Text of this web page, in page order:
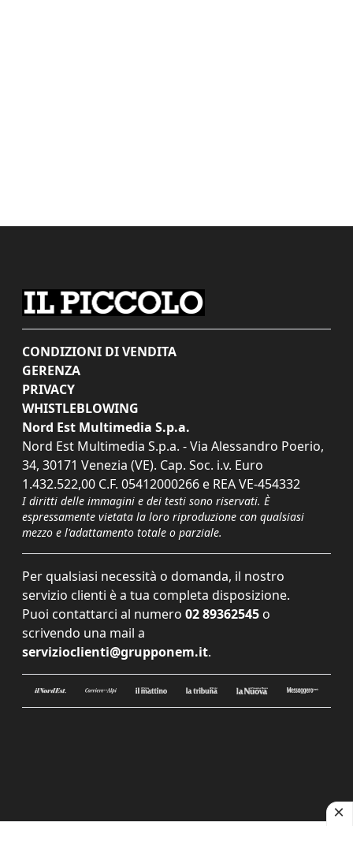
CONDIZIONI DI VENDITA
GERENZA
PRIVACY
WHISTLEBLOWING
Nord Est Multimedia S.p.a.
Nord Est Multimedia S.p.a. - Via Alessandro Poerio,
34, 30171 Venezia (VE). Cap. Soc. i.v. Euro
1.432.522,00 C.F. 05412000266 e REA VE-454332
I diritti delle immagini e dei testi sono riservati. È
espressamente vietata la loro riproduzione con qualsiasi
mezzo e l'adattamento totale o parziale.
Per qualsiasi necessità o domanda, il nostro
servizio clienti è a tua completa disposizione.
Puoi contattarci al numero 02 89362545 o
scrivendo una mail a
servizioclienti@grupponem.it.